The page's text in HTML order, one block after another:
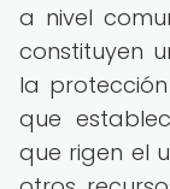
a nivel
constituyen
la
que
que rigen el